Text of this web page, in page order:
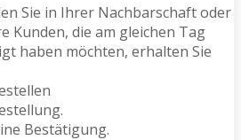
Sie in Ihrer Nachbarschaft oder
Kunden, die am gleichen Tag
haben möchten, erhalten Sie
Bestätigung.